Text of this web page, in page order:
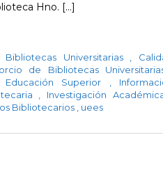
Hno. [...]
Bibliotecas Universitarias
de Bibliotecas
Educación Superior
Investigación
Bibliotecarios uees